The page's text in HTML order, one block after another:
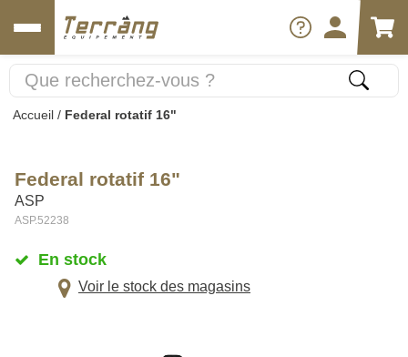
Accueil / Federal rotatif 16"
Federal rotatif 16"
ASP
ASP.52238
En stock
Voir le stock des magasins